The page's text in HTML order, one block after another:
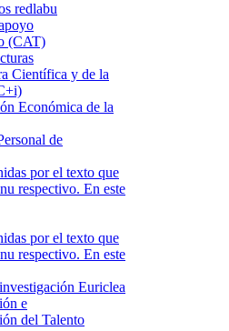
redlabu
(CAT)
Científica y de la
Económica de la
de
Euriclea
e
del Talento